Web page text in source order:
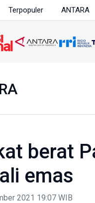
Terpopuler ANTARA
berat
emas
2021 19:07 WIB